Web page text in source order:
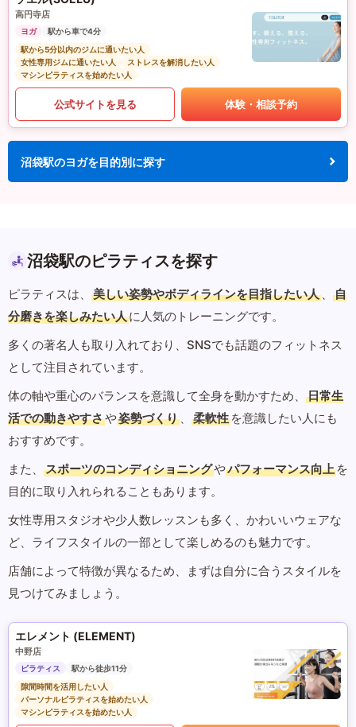
高円寺店
ヨガ
駅から車で4分
駅から5分以内のジムに通いたい人
女性専用ジムに通いたい人
ストレスを解消したい人
マシンピラティスを始めたい人
公式サイトを見る 体験・相談予約
沼袋駅のヨガを目的別に探す
沼袋駅のピラティスを探す
ピラティスは、 美しい姿勢やボディラインを目指したい人 、
自
分磨きを楽しみたい人に人気のトレーニングです。
多くの著名人も取り入れており、SNSでも話題のフィットネス
として注目されています。
体の軸や重心のバランスを意識して全身を動かすため、
日常生
活での動きやすさや姿勢づくり 、 柔軟性 を意識したい人にも
おすすめです。
また、
スポーツのコンディショニングやパフォーマンス向上 を
目的に取り入れられることもあります。
女性専用スタジオや少人数レッスンも多く、かわいいウェアな
ど、ライフスタイルの一部として楽しめるのも魅力です。
店舗によって特徴が異なるため、まずは自分に合うスタイルを
見つけてみましょう。
エレメント (ELEMENT)
中野店
ピラティス
駅から徒歩11分
隙間時間を活用したい人
パーソナルピラティスを始めたい人
マシンピラティスを始めたい人